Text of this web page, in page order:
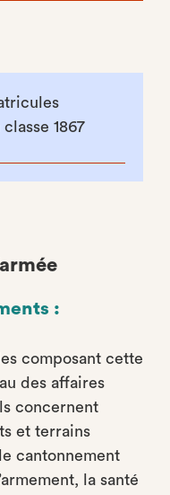
1867
:
composant cette
des affaires
concernent
et terrains
cantonnement
la santé